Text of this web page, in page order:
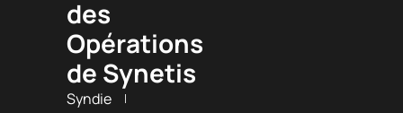
des
Opérations
de Synetis
Syndie